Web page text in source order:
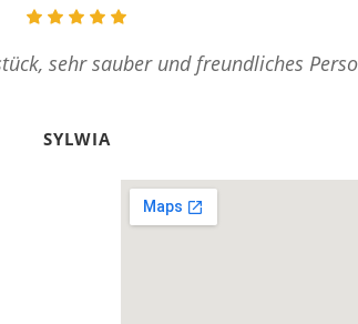
sehr sauber und freundliches
SYLWIA